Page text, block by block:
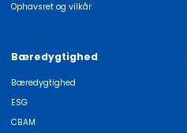
Ophavsret og vilkår
Bæredygtighed
Bæredygtighed
ESG
CBAM